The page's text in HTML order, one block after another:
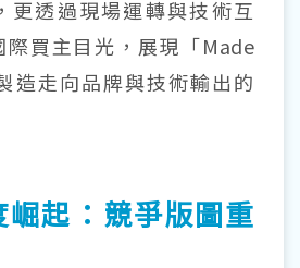
更透過現場運轉與技術互
際買主目光，展現「Made
造走向品牌與技術輸出的
崛起：競爭版圖重